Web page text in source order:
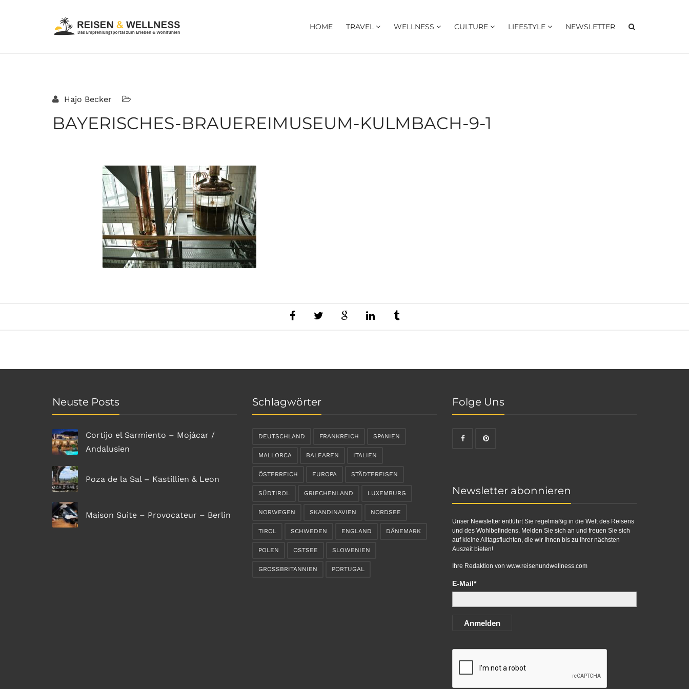
HOME TRAVEL WELLNESS CULTURE LIFESTYLE NEWSLETTER
Hajo Becker
BAYERISCHES-BRAUEREIMUSEUM-KULMBACH-9-1
Neuste Posts
Cortijo el Sarmiento – Mojácar /
Andalusien
Poza de la Sal – Kastillien & Leon
Maison Suite – Provocateur – Berlin
Schlagwörter
DEUTSCHLAND FRANKREICH SPANIEN
MALLORCA BALEAREN ITALIEN
ÖSTERREICH EUROPA STÄDTEREISEN
SÜDTIROL GRIECHENLAND LUXEMBURG
NORWEGEN SKANDINAVIEN NORDSEE
TIROL SCHWEDEN ENGLAND DÄNEMARK
POLEN OSTSEE SLOWENIEN
GROSSBRITANNIEN PORTUGAL
Folge Uns
Newsletter abonnieren
Unser Newsletter entführt Sie regelmäßig in die Welt des Reisens
und des Wohlbefindens. Melden Sie sich an und freuen Sie sich
auf kleine Alltagsfluchten, die wir Ihnen bis zu Ihrer nächsten
Auszeit bieten!
Ihre Redaktion von www.reisenundwellness.com
E-Mail*
Anmelden